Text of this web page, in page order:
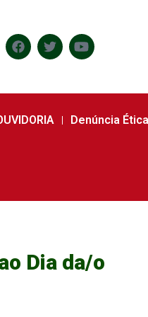
Denúncia Ética
Dia da/o